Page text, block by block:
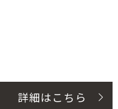
詳細はこちら